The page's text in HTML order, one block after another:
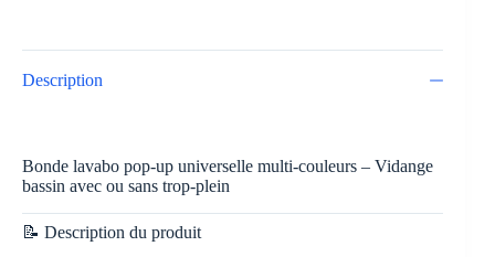
Description
Bonde lavabo pop-up universelle multi-couleurs – Vidange
bassin avec ou sans trop-plein
📝 Description du produit